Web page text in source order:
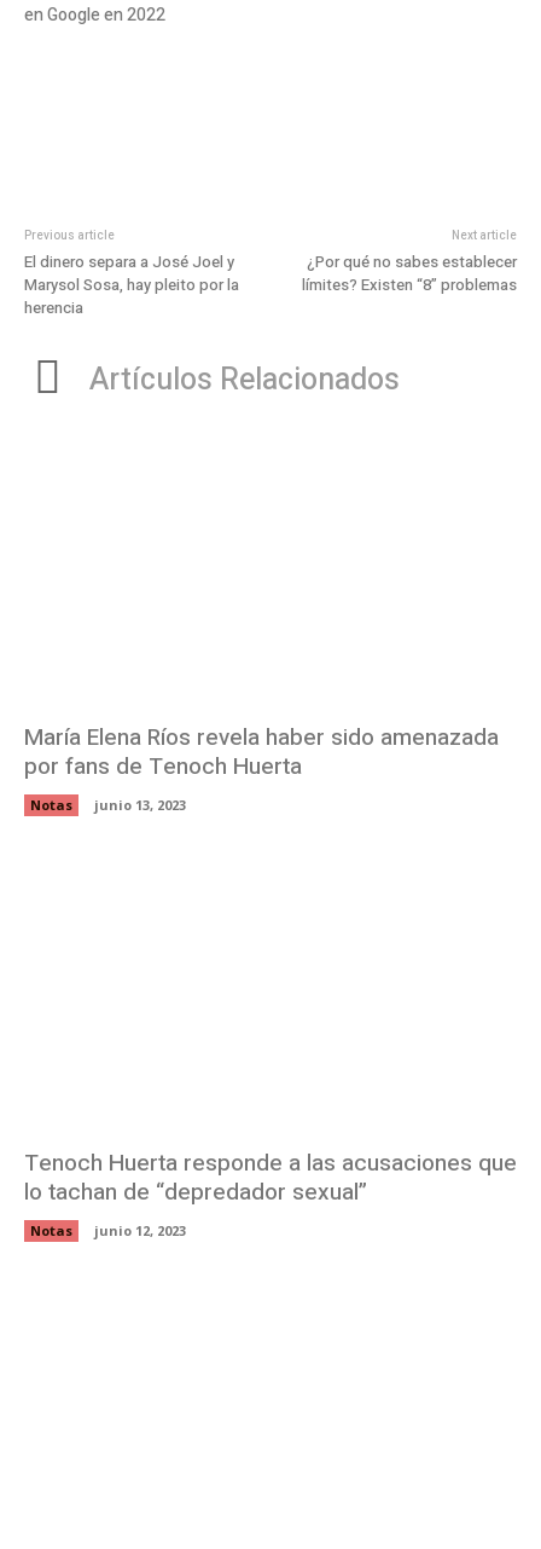
en Google en 2022
Previous article
El dinero separa a José Joel y
Marysol Sosa, hay pleito por la
herencia
Next article
¿Por qué no sabes establecer
límites? Existen “8” problemas
Artículos Relacionados
María Elena Ríos revela haber sido amenazada
por fans de Tenoch Huerta
Notas junio 13, 2023
Tenoch Huerta responde a las acusaciones que
lo tachan de “depredador sexual”
Notas junio 12, 2023